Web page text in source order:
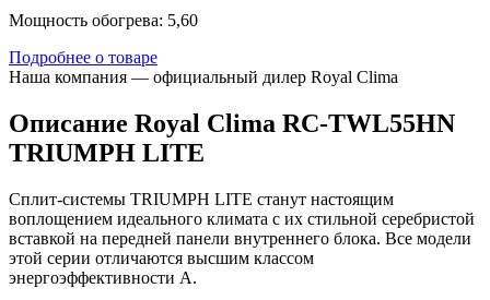
Мощность обогрева: 5,60
Подробнее о товаре
Наша компания — официальный дилер Royal Clima
Описание Royal Clima RC-TWL55HN
TRIUMPH LITE
Сплит-системы TRIUMPH LITE станут настоящим
воплощением идеального климата с их стильной серебристой
вставкой на передней панели внутреннего блока. Все модели
этой серии отличаются высшим классом
энергоэффективности А.